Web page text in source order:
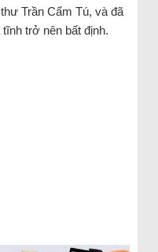
Trần Cẩm Tú, và đã
trở nên bất định.